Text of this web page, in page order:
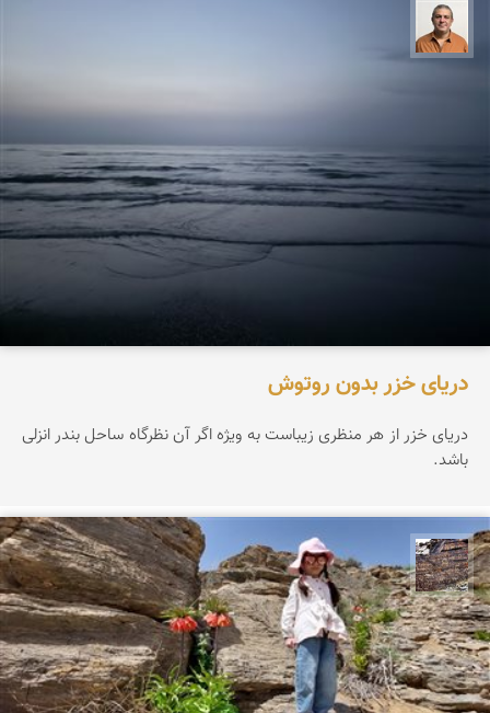
دریای خزر بدون روتوش
دریای خزر از هر منظری زیباست به ویژه اگر آن نظرگاه ساحل بندر انزلی
باشد.
محمد ناصری فرد